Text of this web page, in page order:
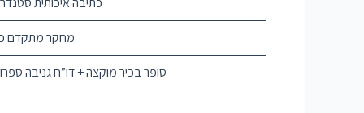
– מחקר מתקדם
– סופר בכיר מוקצה + דו”ח גניבה